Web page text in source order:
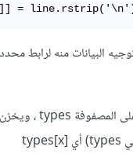
=
البيانات منه لرابط